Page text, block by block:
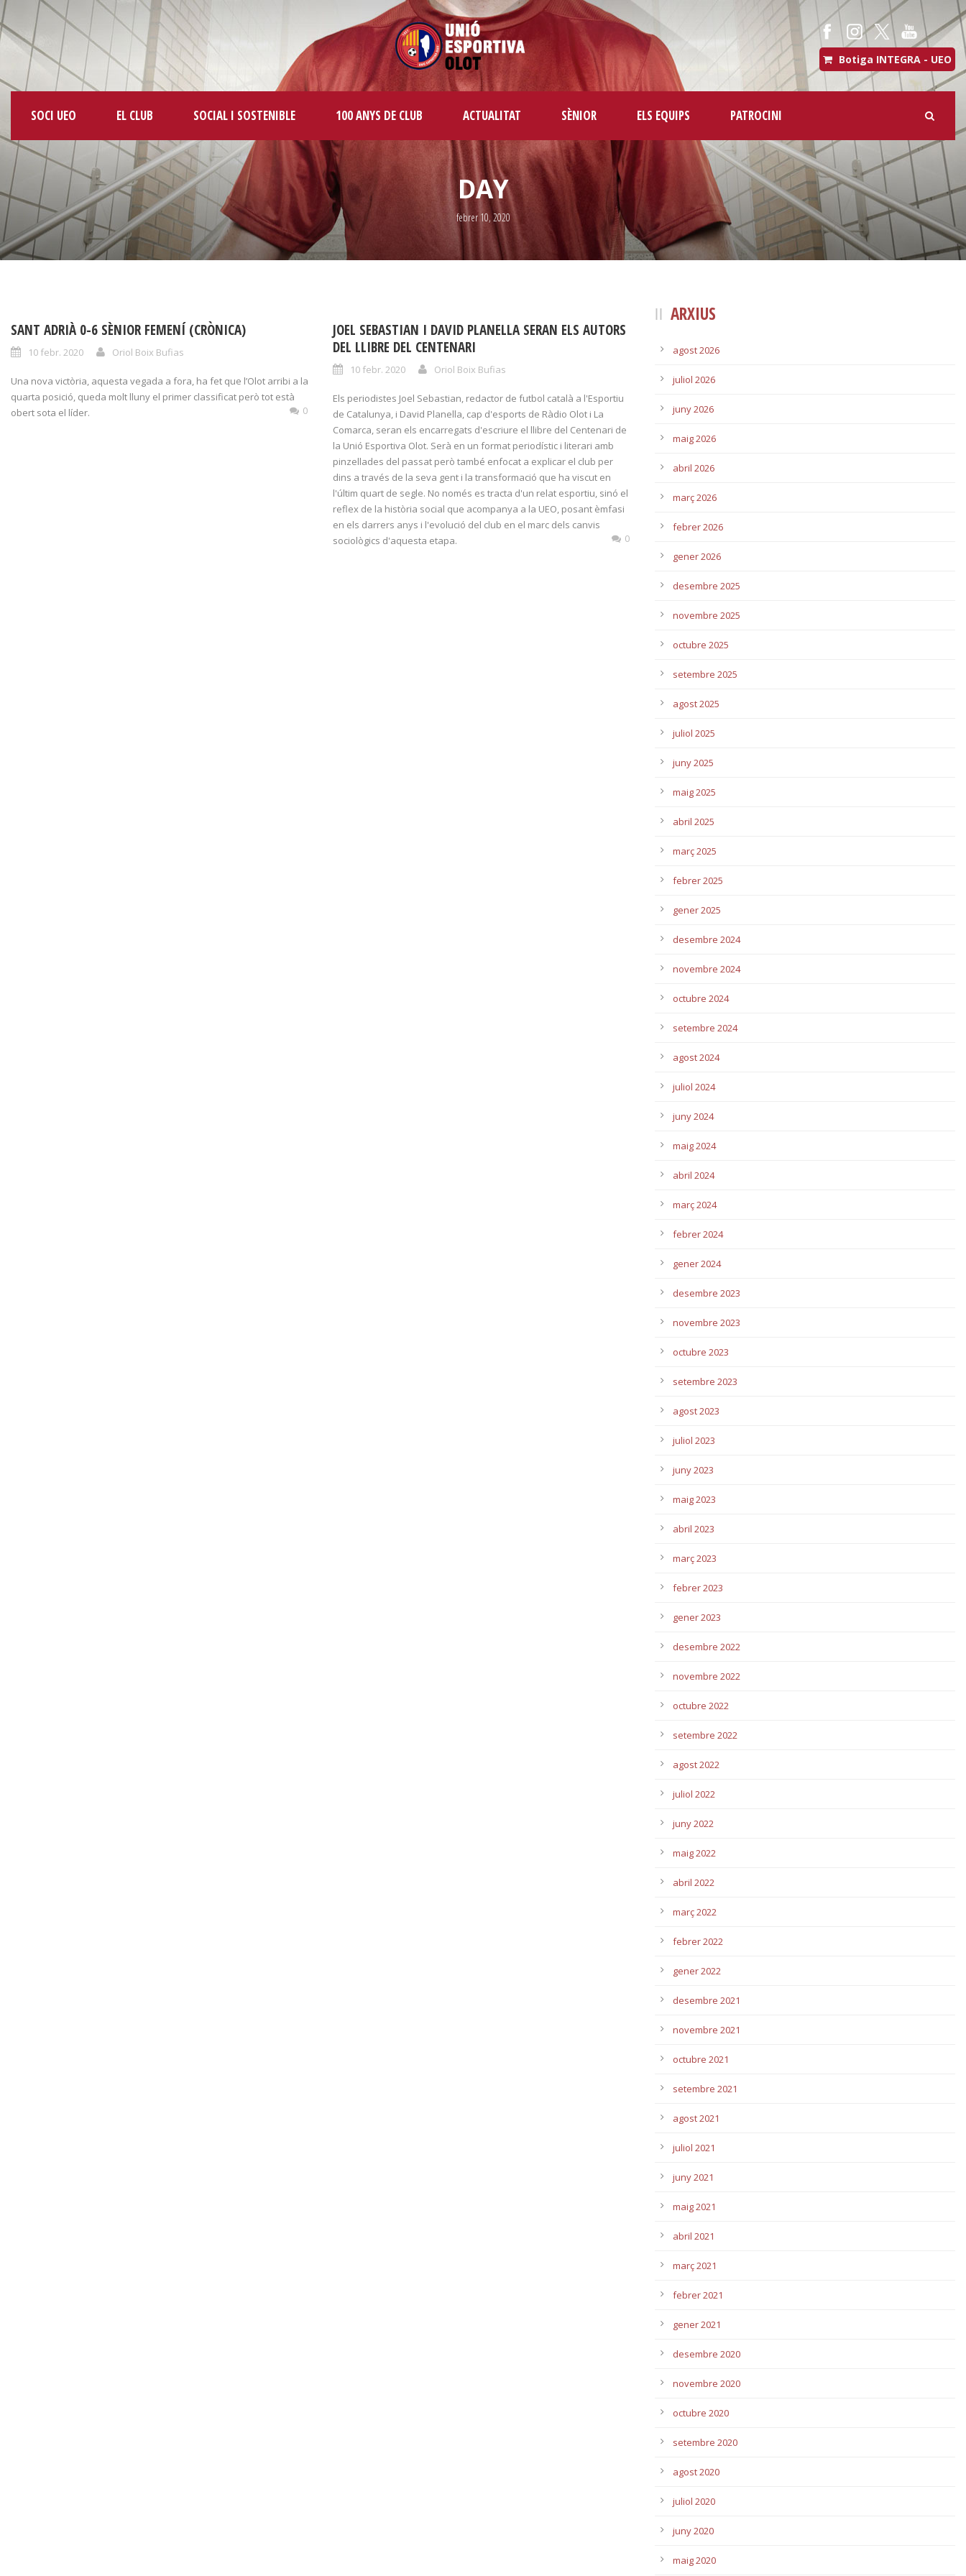
Botiga INTEGRA - UEO
SOCI UEO EL CLUB SOCIAL I SOSTENIBLE 100 ANYS DE CLUB ACTUALITAT SÈNIOR ELS EQUIPS PATROCINI
DAY
febrer 10, 2020
SANT ADRIÀ 0-6 SÈNIOR FEMENÍ (CRÒNICA)
10 febr. 2020 Oriol Boix Bufias
Una nova victòria, aquesta vegada a fora, ha fet que l’Olot arribi a la
quarta posició, queda molt lluny el primer classificat però tot està
obert sota el líder.
0
JOEL SEBASTIAN I DAVID PLANELLA SERAN ELS AUTORS
DEL LLIBRE DEL CENTENARI
10 febr. 2020 Oriol Boix Bufias
Els periodistes Joel Sebastian, redactor de futbol català a l'Esportiu
de Catalunya, i David Planella, cap d'esports de Ràdio Olot i La
Comarca, seran els encarregats d'escriure el llibre del Centenari de
la Unió Esportiva Olot. Serà en un format periodístic i literari amb
pinzellades del passat però també enfocat a explicar el club per
dins a través de la seva gent i la transformació que ha viscut en
l'últim quart de segle. No només es tracta d'un relat esportiu, sinó el
reflex de la història social que acompanya a la UEO, posant èmfasi
en els darrers anys i l'evolució del club en el marc dels canvis
sociològics d'aquesta etapa.
0
ARXIUS
agost 2026
juliol 2026
juny 2026
maig 2026
abril 2026
març 2026
febrer 2026
gener 2026
desembre 2025
novembre 2025
octubre 2025
setembre 2025
agost 2025
juliol 2025
juny 2025
maig 2025
abril 2025
març 2025
febrer 2025
gener 2025
desembre 2024
novembre 2024
octubre 2024
setembre 2024
agost 2024
juliol 2024
juny 2024
maig 2024
abril 2024
març 2024
febrer 2024
gener 2024
desembre 2023
novembre 2023
octubre 2023
setembre 2023
agost 2023
juliol 2023
juny 2023
maig 2023
abril 2023
març 2023
febrer 2023
gener 2023
desembre 2022
novembre 2022
octubre 2022
setembre 2022
agost 2022
juliol 2022
juny 2022
maig 2022
abril 2022
març 2022
febrer 2022
gener 2022
desembre 2021
novembre 2021
octubre 2021
setembre 2021
agost 2021
juliol 2021
juny 2021
maig 2021
abril 2021
març 2021
febrer 2021
gener 2021
desembre 2020
novembre 2020
octubre 2020
setembre 2020
agost 2020
juliol 2020
juny 2020
maig 2020